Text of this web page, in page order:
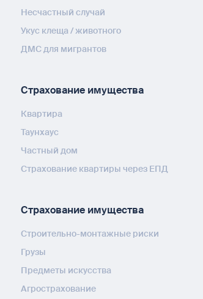
Несчастный случай
Укус клеща / животного
ДМС для мигрантов
Страхование имущества
Квартира
Таунхаус
Частный дом
Страхование квартиры через ЕПД
Страхование имущества
Строительно-монтажные риски
Грузы
Предметы искусства
Агрострахование